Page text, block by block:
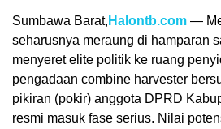
Sumbawa Barat, Halontb.com —
seharusnya meraung di hamparan
menyeret elite politik ke ruang
pengadaan combine harvester
pikiran (pokir) anggota DPRD
resmi masuk fase serius. Nilai